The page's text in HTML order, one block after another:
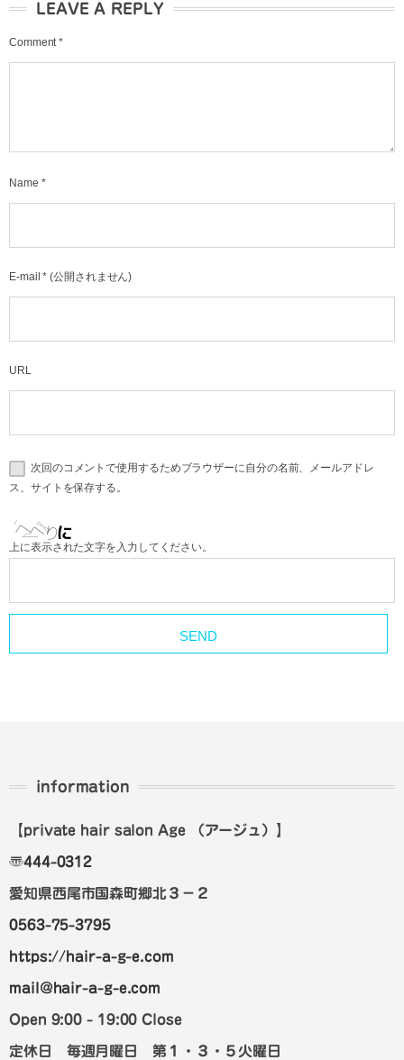
LEAVE A REPLY
Comment *
Name *
E-mail * (公開されません)
URL
次回のコメントで使用するためブラウザーに自分の名前、メールアドレ
ス、サイトを保存する。
上に表示された文字を入力してください。
information
【private hair salon Age （アージュ） 】
〠444-0312
愛知県西尾市国森町郷北３－２
0563-75-3795
https://hair-a-g-e.com
mail@hair-a-g-e.com
Open 9:00 - 19:00 Close
定休日 毎週月曜日 第１・３・５火曜日